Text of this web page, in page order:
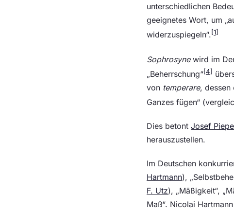
unterschiedlichen
geeignetes Wort, um
widerzuspiegeln“.[1]
Sophrosynewird im
„Beherrschung“[4]
von temperare, dessen
Ganzes fügen“
Dies betont Josef
herauszustellen.
Im Deutschen
Hartmann),
F. Utz), „Mäßigkeit“,
Maß“. Nicolai